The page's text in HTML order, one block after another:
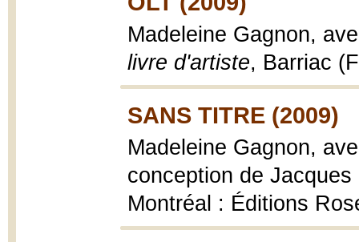
Madeleine Gagnon,
livre d'artiste, Barriac
SANS TITRE (2009)
Madeleine Gagnon,
conception de
Montréal : Éditions